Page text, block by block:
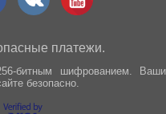
платежи.
битным шифрованием. Ваши
безопасно.